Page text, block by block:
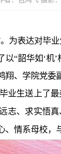
为表达对毕
“韶华如‘机
翔、学院党
业生送上了
志、求实悟
情系母校，